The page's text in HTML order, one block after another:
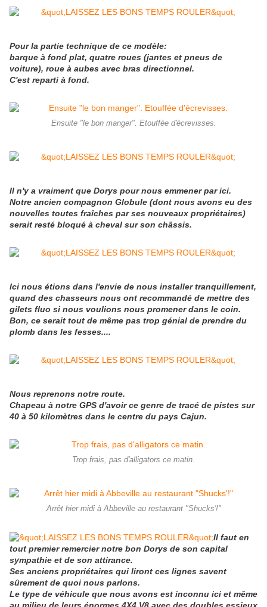
Pour la partie technique de ce modèle:
barque à fond plat, quatre roues (jantes et pneus de
voiture), roue à aubes avec bras directionnel.
C'est reparti à fond.
Ensuite "le bon manger". Etouffée d'écrevisses.
Il n'y a vraiment que Dorys pour nous emmener par ici.
Notre ancien compagnon Globule (dont nous avons eu des
nouvelles toutes fraîches par ses nouveaux propriétaires)
serait resté bloqué à cheval sur son châssis.
Ici nous étions dans l'envie de nous installer tranquillement,
quand des chasseurs nous ont recommandé de mettre des
gilets fluo si nous voulions nous promener dans le coin.
Bon, ce serait tout de même pas trop génial de prendre du
plomb dans les fesses....
Nous reprenons notre route.
Chapeau à notre GPS d'avoir ce genre de tracé de pistes sur
40 à 50 kilomètres dans le centre du pays Cajun.
Trop frais, pas d'alligators ce matin.
Arrêt hier midi à Abbeville au restaurant "Shucks'!"
Il faut en
tout premier remercier notre bon Dorys de son capital
sympathie et de son attirance.
Ses anciens propriétaires qui liront ces lignes savent
sûrement de quoi nous parlons.
Le type de véhicule que nous avons est inconnu ici et même